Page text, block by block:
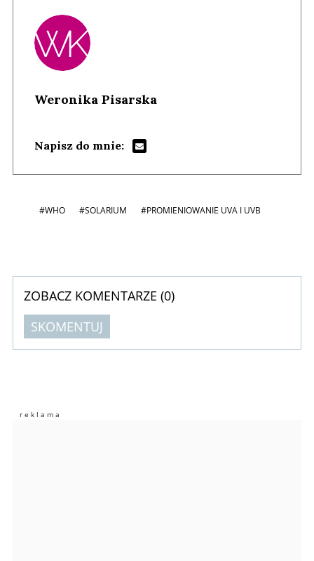
Weronika Pisarska
Napisz do mnie:
#WHO #SOLARIUM #PROMIENIOWANIE UVA I UVB
ZOBACZ KOMENTARZE (0)
SKOMENTUJ
Imię (Wymagane)